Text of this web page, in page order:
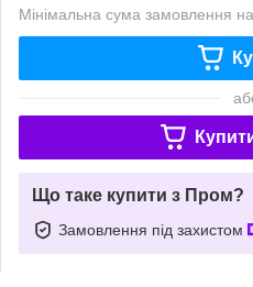
Мінімальна сума замовлення
Що таке купити з Пром?
Замовлення під захистом